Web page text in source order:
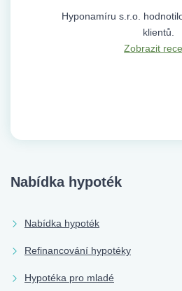
Hyponamíru s.r.o.
klientů.
Zobrazit
Nabídka hypoték
Nabídka hypoték
Refinancování hypotéky
Hypotéka pro mladé